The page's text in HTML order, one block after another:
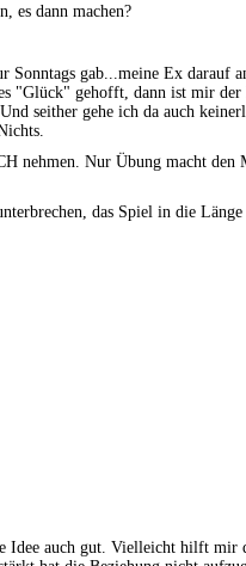
es dann machen?
gab...meine Ex darauf
"Glück" gehofft, dann ist mir
seither gehe ich da auch
nehmen. Nur Übung macht
das Spiel in die
auch gut. Vielleicht hilft mir